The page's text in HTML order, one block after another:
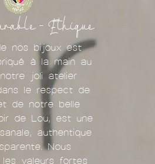
- Ethique
nos bijoux est
à la main au
joli atelier
le respect de
de notre belle
de Lou, est une
authentique
Nous
les valeurs fortes